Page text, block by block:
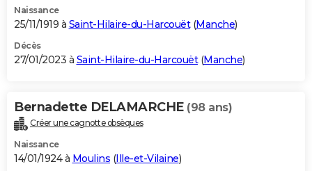
Naissance
25/11/1919 à Saint-Hilaire-du-Harcouët(Manche)
Décès
27/01/2023 à Saint-Hilaire-du-Harcouët(Manche)
Bernadette DELAMARCHE (98 ans)
Créer une cagnotte obsèques
Naissance
14/01/1924 à Moulins (Ille-et-Vilaine)